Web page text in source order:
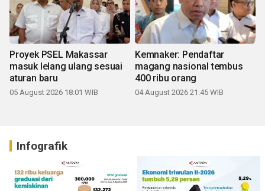
Proyek PSEL Makassar
masuk lelang ulang sesuai
aturan baru
05 August 2026 18:01 WIB
Kemnaker: Pendaftar
magang nasional tembus
400 ribu orang
04 August 2026 21:45 WIB
Infografik